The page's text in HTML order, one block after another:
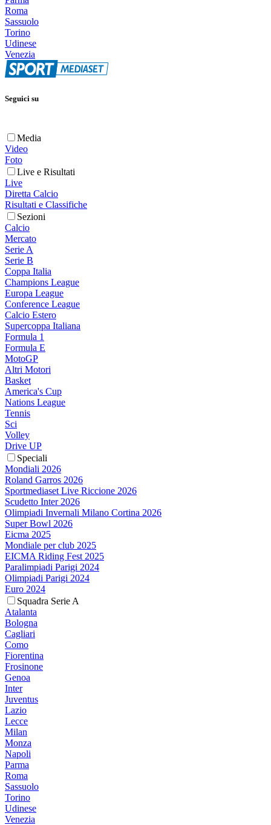
Roma
Sassuolo
Torino
Udinese
Venezia
Seguici su
Media
Video
Foto
Live e Risultati
Live
Diretta Calcio
Risultati e Classifiche
Sezioni
Calcio
Mercato
Serie A
Serie B
Coppa Italia
Champions League
Europa League
Conference League
Calcio Estero
Supercoppa Italiana
Formula 1
Formula E
MotoGP
Altri Motori
Basket
America's Cup
Nations League
Tennis
Sci
Volley
Drive UP
Speciali
Mondiali 2026
Roland Garros 2026
Sportmediaset Live Riccione 2026
Scudetto Inter 2026
Olimpiadi Invernali Milano Cortina 2026
Super Bowl 2026
Eicma 2025
Mondiale per club 2025
EICMA Riding Fest 2025
Paralimpiadi Parigi 2024
Olimpiadi Parigi 2024
Euro 2024
Squadra Serie A
Atalanta
Bologna
Cagliari
Como
Fiorentina
Frosinone
Genoa
Inter
Juventus
Lazio
Lecce
Milan
Monza
Napoli
Parma
Roma
Sassuolo
Torino
Udinese
Venezia